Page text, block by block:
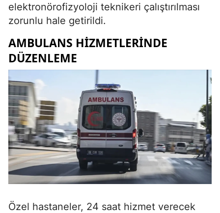
Yalova
Osmaniye
elektronörofizyoloji teknikeri çalıştırılması
zorunlu hale getirildi.
AMBULANS HIZMETLERINDE
DÜZENLEME
Özel hastaneler, 24 saat hizmet verecek